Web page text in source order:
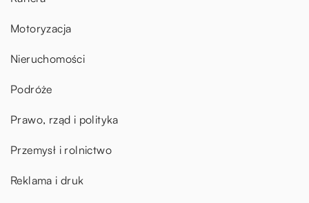
Motoryzacja
Nieruchomości
Podróże
Prawo, rząd i polityka
Przemysł i rolnictwo
Reklama i druk